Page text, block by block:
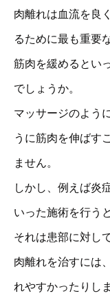
肉離れは血流を良
るために最も重要
筋肉を緩めるとい
でしょうか。
マッサージのよう
うに筋肉を伸ばす
ません。
しかし、例えば炎
いった施術を行う
それは患部に対し
肉離れを治すには
れやすかったりし